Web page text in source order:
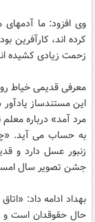
وی افزود: ما آدمهای
کرده اند، کارآفرین
زحمت زیادی کشیده
معرفی قدیمی خیاط
این مستندساز
مرد آمد» درباره
به حساب می آید.
زنبور عسل دارد و
جشن تصویر سال
بهداد ادامه داد:
حال حقوقدان است